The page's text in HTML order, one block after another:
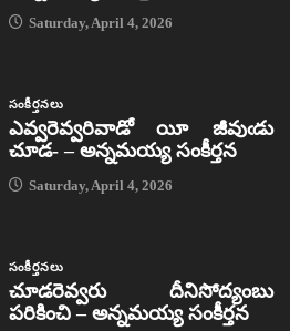
Saturday, April 4, 2026
సంకీర్తనలు
ఎవ్వరెవ్వరివాడో యీ జీవుఁడు
చూడ- – అన్నమయ్య సంకీర్తన
Saturday, April 4, 2026
సంకీర్తనలు
చూడరెవ్వరు దీనిసోద్యంబు
పరికించి – అన్నమయ్య సంకీర్తన